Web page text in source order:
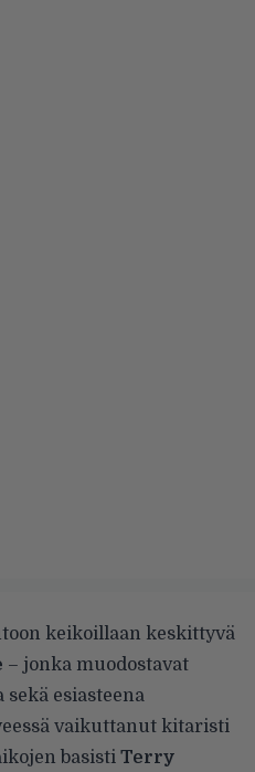
keikoillaan keskittyvä
– jonka muodostavat
esiasteena
vaikuttanut kitaristi
basisti Terry